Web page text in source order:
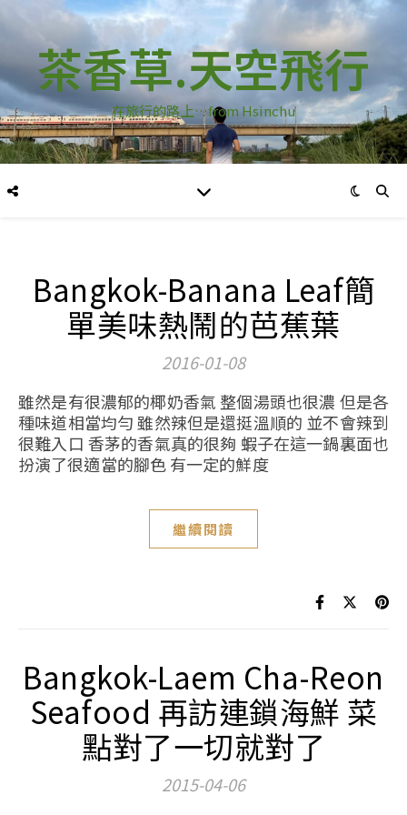
茶香草.天空飛行
在旅行的路上…from Hsinchu
Bangkok-Banana Leaf簡
單美味熱鬧的芭蕉葉
2016-01-08
雖然是有很濃郁的椰奶香氣 整個湯頭也很濃 但是各
種味道相當均勻 雖然辣但是還挺溫順的 並不會辣到
很難入口 香茅的香氣真的很夠 蝦子在這一鍋裏面也
扮演了很適當的腳色 有一定的鮮度
繼續閱讀
Bangkok-Laem Cha-Reon
Seafood 再訪連鎖海鮮 菜
點對了一切就對了
2015-04-06